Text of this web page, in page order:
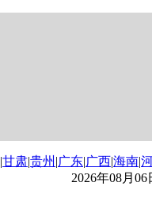
|甘肃|贵州 |广东|广西|海南|
2026年08月06